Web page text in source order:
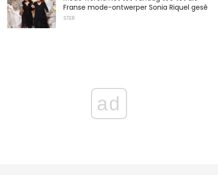
Franse mode-ontwerper Sonia Riquel gesê
STER
ad